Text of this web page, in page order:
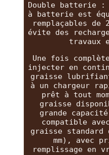
Double batterie
à batterie est
remplaçables de
évite des
travaux
Une fois
injecter en
graisse
à un chargeur
prêt à tout
graisse
grande
compatible
graisse standard
mm), avec
remplissage en